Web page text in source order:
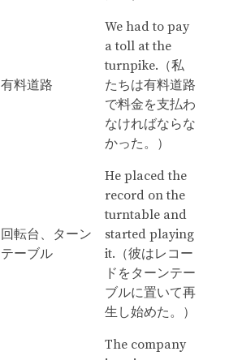
有料道路
We had to pay
a toll at the
turnpike.（私
たちは有料道路
で料金を支払わ
なければならな
かった。）
回転台、ターン
テーブル
He placed the
record on the
turntable and
started playing
it.（彼はレコー
ドをターンテー
ブルに置いて再
生し始めた。）
The company